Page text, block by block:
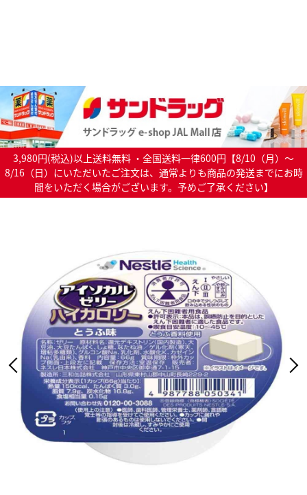
3,980円(税込)以上送料無料 ・全国送料一律600円【8/10（月）～
8/16（日）にいただいたご注文は、通常よりも商品の発送までにお時
間をいただく場合がございます。予めご了承ください】